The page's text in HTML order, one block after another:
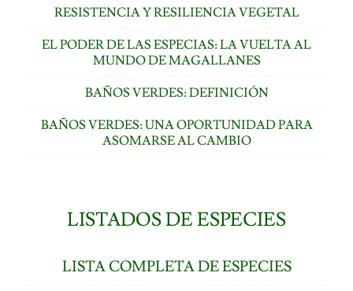
RESISTENCIA Y RESILIENCIA VEGETAL
EL PODER DE LAS ESPECIAS: LA VUELTA AL
MUNDO DE MAGALLANES
BAÑOS VERDES: DEFINICIÓN
BAÑOS VERDES: UNA OPORTUNIDAD PARA
ASOMARSE AL CAMBIO
LISTADOS DE ESPECIES
LISTA COMPLETA DE ESPECIES